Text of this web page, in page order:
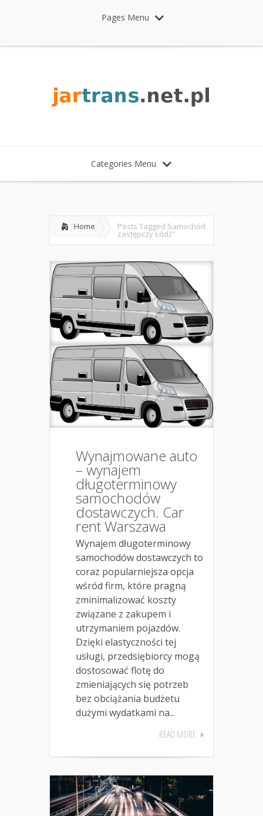
Pages Menu
Categories Menu
Home Posts Tagged Samochód
zastępczy Łódź"
Wynajmowane auto
– wynajem
długoterminowy
samochodów
dostawczych. Car
rent Warszawa
Wynajem długoterminowy
samochodów dostawczych to
coraz popularniejsza opcja
wśród firm, które pragną
zminimalizować koszty
związane z zakupem i
utrzymaniem pojazdów.
Dzięki elastyczności tej
usługi, przedsiębiorcy mogą
dostosować flotę do
zmieniających się potrzeb
bez obciążania budżetu
dużymi wydatkami na...
READ MORE